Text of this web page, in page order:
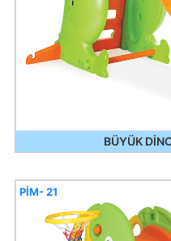
BÜYÜK
PİM- 21